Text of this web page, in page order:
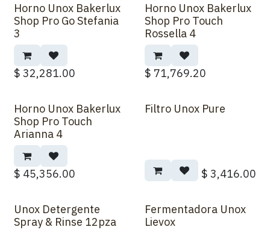
Horno Unox Bakerlux
Shop Pro Go Stefania
3
$ 32,281.00
Horno Unox Bakerlux
Shop Pro Touch
Rossella 4
$ 71,769.20
Horno Unox Bakerlux
Shop Pro Touch
Arianna 4
$ 45,356.00
Filtro Unox Pure
$ 3,416.00
Unox Detergente
Spray & Rinse 12pza
Fermentadora Unox
Lievox